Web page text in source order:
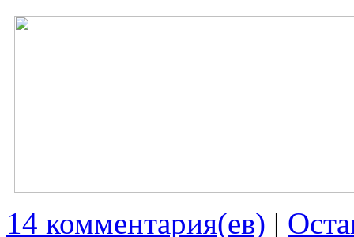
14 комментария(ев) |